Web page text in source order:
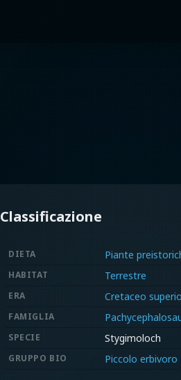
Classificazione
DIETA Piante
HABITAT Terrestre
ERA Cretaceo
FAMIGLIA
SPECIE Stygimoloch
GRUPPO BIO Piccolo erbivoro